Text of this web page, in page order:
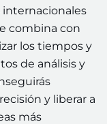
combina con
los tiempos y
de análisis y
y liberar a
más